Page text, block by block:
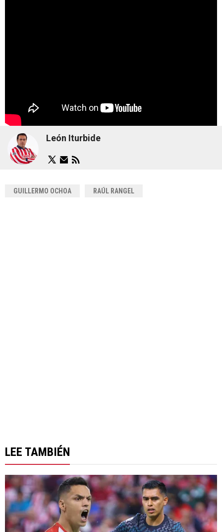
León Iturbide
GUILLERMO OCHOA RAÚL RANGEL
LEE TAMBIÉN